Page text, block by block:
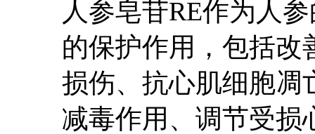
人参皂苷RE作为人
的保护作用，包括改
损伤、抗心肌细胞凋
减毒作用、调节受损